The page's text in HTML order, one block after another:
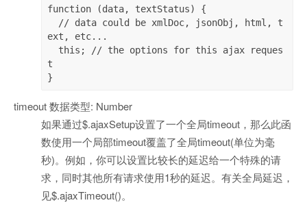
function (data, textStatus) {
ext, etc...
t
}
timeout 数据类型: Number
如果通过$.ajaxSetup设置了一个全局timeout，那么此函
数使用一个局部timeout覆盖了全局timeout(单位为毫
秒)。例如，你可以设置比较长的延迟给一个特殊的请
求，同时其他所有请求使用1秒的延迟。有关全局延迟，
见$.ajaxTimeout()。